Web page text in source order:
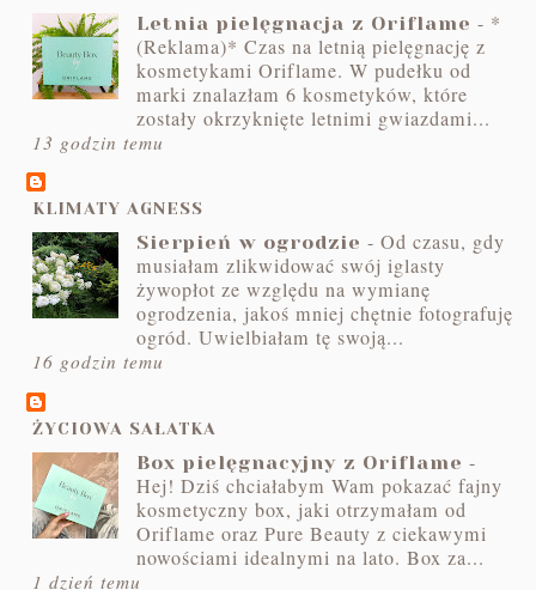
Letnia pielęgnacja z Oriflame - *
(Reklama)* Czas na letnią pielęgnację z
kosmetykami Oriflame. W pudełku od
marki znalazłam 6 kosmetyków, które
zostały okrzyknięte letnimi gwiazdami...
13 godzin temu
KLIMATY AGNESS
Sierpień w ogrodzie -Od czasu, gdy
musiałam zlikwidować swój iglasty
żywopłot ze względu na wymianę
ogrodzenia, jakoś mniej chętnie fotografuję
ogród. Uwielbiałam tę swoją...
16 godzin temu
ŻYCIOWA SAŁATKA
Box pielęgnacyjny z Oriflame -
Hej! Dziś chciałabym Wam pokazać fajny
kosmetyczny box, jaki otrzymałam od
Oriflame oraz Pure Beauty z ciekawymi
nowościami idealnymi na lato. Box za...
1 dzień temu